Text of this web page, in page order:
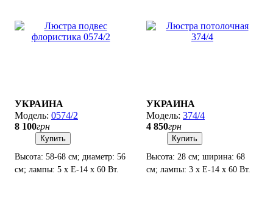
УКРАИНА
0574/2
8 100грн
Купить
Высота: 58-68 см; диаметр: 56
см; лампы: 5 х Е-14 х 60 Вт.
УКРАИНА
374/4
4 850грн
Купить
Высота: 28 см; ширина: 68
см; лампы: 3 х Е-14 х 60 Вт.